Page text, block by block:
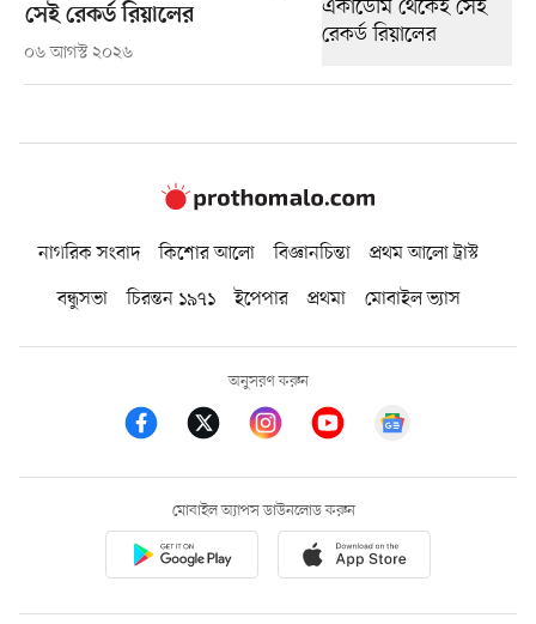
সেই রেকর্ড রিয়ালের
০৬ আগস্ট ২০২৬
নাগরিক সংবাদ কিশোর আলো বিজ্ঞানচিন্তা
প্রথম আলো ট্রাস্ট
বন্ধুসভা
চিরন্তন ১৯৭১ ইপেপার প্রথমা মোবাইল ভ্যাস
অনুসরণ করুন
মোবাইল অ্যাপস ডাউনলোড করুন